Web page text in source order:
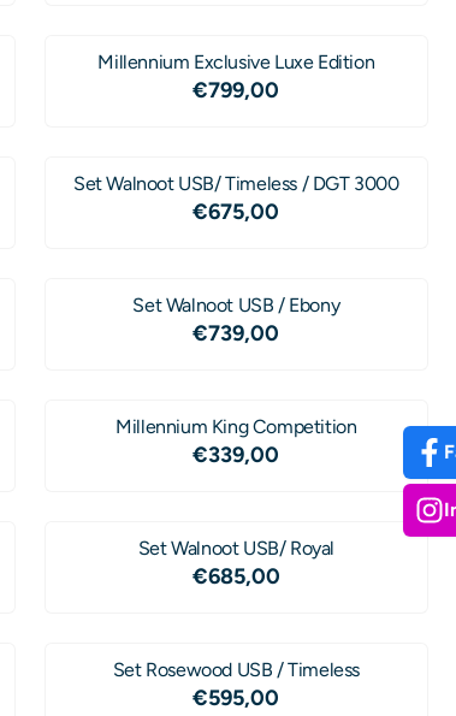
Millennium Exclusive Luxe Edition
Prijs: 799,00
€799,00
Set Walnoot USB/ Timeless / DGT 3000
Prijs: 675,00
€675,00
Set Walnoot USB / Ebony
Prijs: 739,00
€739,00
Millennium King Competition
Prijs: 339,00
€339,00
Set Walnoot USB/ Royal
Prijs: 685,00
€685,00
Set Rosewood USB / Timeless
Prijs: 595,00
€595,00